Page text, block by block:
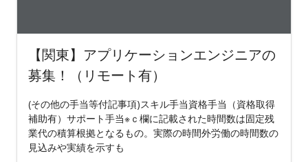
【関東】アプリケーションエンジニアの
募集！（リモート有）
(その他の手当等付記事項)スキル手当資格手当（資格取得
補助有）サポート手当※ｃ欄に記載された時間数は固定残
業代の積算根拠となるもの。実際の時間外労働の時間数の
見込みや実績を示すも